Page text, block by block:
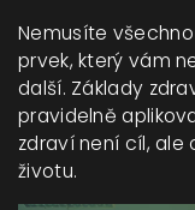
Nemusíte
prvek, který vám
další. Základy
pravidelně
zdraví není cíl, ale
životu.